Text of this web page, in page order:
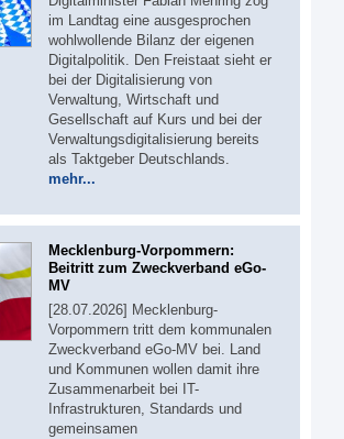
im Landtag eine ausgesprochen
wohlwollende Bilanz der eigenen
Digitalpolitik. Den Freistaat sieht er
bei der Digitalisierung von
Verwaltung, Wirtschaft und
Gesellschaft auf Kurs und bei der
Verwaltungsdigitalisierung bereits
als Taktgeber Deutschlands.
mehr...
Mecklenburg-Vorpommern:
Beitritt zum Zweckverband eGo-
MV
[28.07.2026] Mecklenburg-
Vorpommern tritt dem kommunalen
Zweckverband eGo-MV bei. Land
und Kommunen wollen damit ihre
Zusammenarbeit bei IT-
Infrastrukturen, Standards und
gemeinsamen